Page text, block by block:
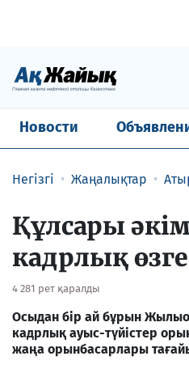
Новости
Негізгі Жаңалықтар
Құлсары
кадрлық
4 281 рет қаралды
Осыдан бір ай бұрын
кадрлық ауыс-түйістер
жаңа орынбасарлары